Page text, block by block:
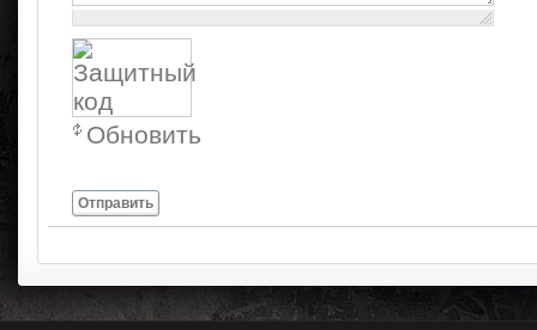
1000
символов
Обновить
Отправить